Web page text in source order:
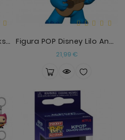
Figura POP Michael Jackson Figura POP Disney Lilo And Stitch - Stitch With Uk
21,99 €Precio